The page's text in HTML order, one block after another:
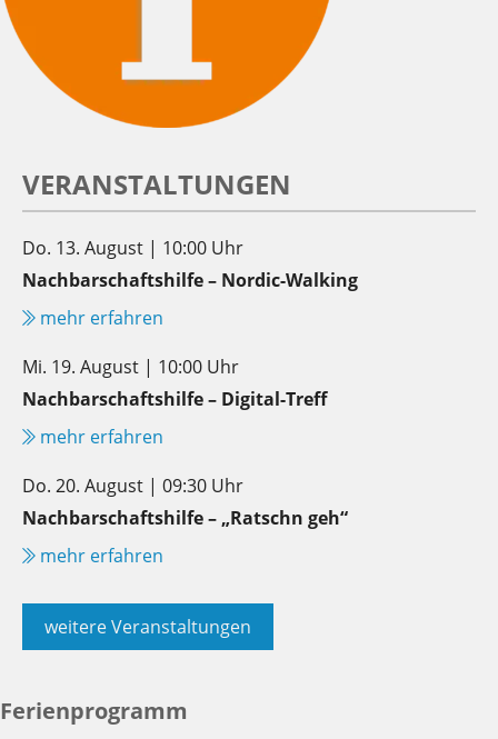
VERANSTALTUNGEN
Do. 13. August | 10:00 Uhr
Nachbarschaftshilfe – Nordic-Walking
mehr erfahren
Mi. 19. August | 10:00 Uhr
Nachbarschaftshilfe – Digital-Treff
mehr erfahren
Do. 20. August | 09:30 Uhr
Nachbarschaftshilfe – „Ratschn geh“
mehr erfahren
weitere Veranstaltungen
Ferienprogramm